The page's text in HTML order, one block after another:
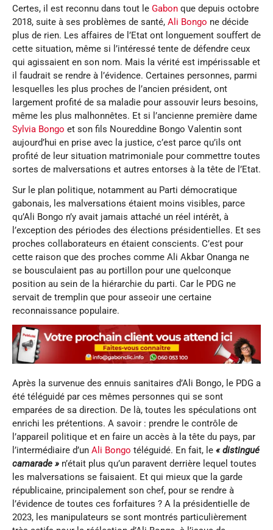
Certes, il est reconnu dans tout le Gabon que depuis octobre
2018, suite à ses problèmes de santé, Ali Bongo ne décide
plus de rien. Les affaires de l’Etat ont longuement souffert de
cette situation, même si l’intéressé tente de défendre ceux
qui agissaient en son nom. Mais la vérité est impérissable et
il faudrait se rendre à l’évidence. Certaines personnes, parmi
lesquelles les plus proches de l’ancien président, ont
largement profité de sa maladie pour assouvir leurs besoins,
même les plus malhonnêtes. Et si l’ancienne première dame
Sylvia Bongo et son fils Noureddine Bongo Valentin sont
aujourd’hui en prise avec la justice, c’est parce qu’ils ont
profité de leur situation matrimoniale pour commettre toutes
sortes de malversations et autres entorses à la tête de l’Etat.
Sur le plan politique, notamment au Parti démocratique
gabonais, les malversations étaient moins visibles, parce
qu’Ali Bongo n’y avait jamais attaché un réel intérêt, à
l’exception des périodes des élections présidentielles. Et ses
proches collaborateurs en étaient conscients. C’est pour
cette raison que des proches comme Ali Akbar Onanga ne
se bousculaient pas au portillon pour une quelconque
position au sein de la hiérarchie du parti. Car le PDG ne
servait de tremplin que pour asseoir une certaine
reconnaissance populaire.
Après la survenue des ennuis sanitaires d’Ali Bongo, le PDG a
été téléguidé par ces mêmes personnes qui se sont
emparées de sa direction. De là, toutes les spéculations ont
enrichi les prétentions. A savoir : prendre le contrôle de
l’appareil politique et en faire un accès à la tête du pays, par
l’intermédiaire d’un Ali Bongo téléguidé. En fait, le « distingué
camarade » n’était plus qu’un paravent derrière lequel toutes
les malversations se faisaient. Et qui mieux que la garde
républicaine, principalement son chef, pour se rendre à
l’évidence de toutes ces forfaitures ? A la présidentielle de
2023, les manipulateurs se sont montrés particulièrement